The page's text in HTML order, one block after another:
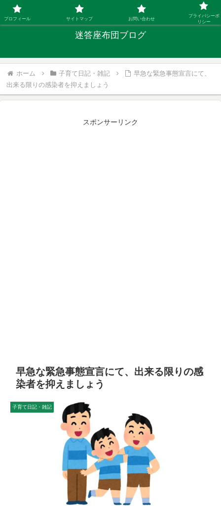
「ひとり親」40代シングルファザーの子育て迷答
迷答座布団ブログ
ホーム 子育て日記・雑記
早急な緊急事態宣言にて、
出来る限りの感染者を抑えましょう
スポンサーリンク
早急な緊急事態宣言にて、出来る限りの感
染者を抑えましょう
子育て日記・雑記
プロフィール サイトマップ お問い合わせ
プライバシーポ
リシー